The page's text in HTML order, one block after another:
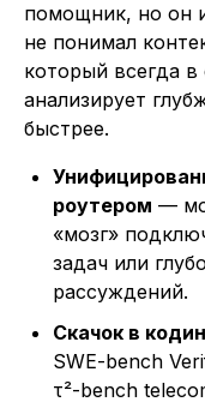
помощник, но он
не понимал
который всегда
анализирует
быстрее.
роутером —
«мозг»
задач или
рассуждений.
Скачок в
SWE-bench
τ²-bench